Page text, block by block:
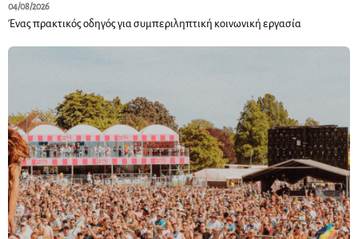
04/08/2026
Ένας πρακτικός οδηγός για συμπεριληπτική κοινωνική εργασία